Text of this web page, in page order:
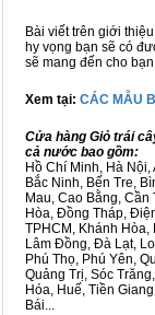
Bài viết trên giới
hy vọng bạn sẽ có
sẽ mang đến cho
Xem tại: CÁC MẪU
Cửa hàng Giỏ trái
cả nước bao gồm:
Hồ Chí Minh, Hà
Bắc Ninh, Bến Tre,
Mau, Cao Bằng,
Hòa, Đồng Tháp,
TPHCM, Khánh
Lâm Đồng, Đà Lạt,
Phú Thọ, Phú Yên,
Quảng Trị, Sóc
Hóa, Huế, Tiền
Bái...